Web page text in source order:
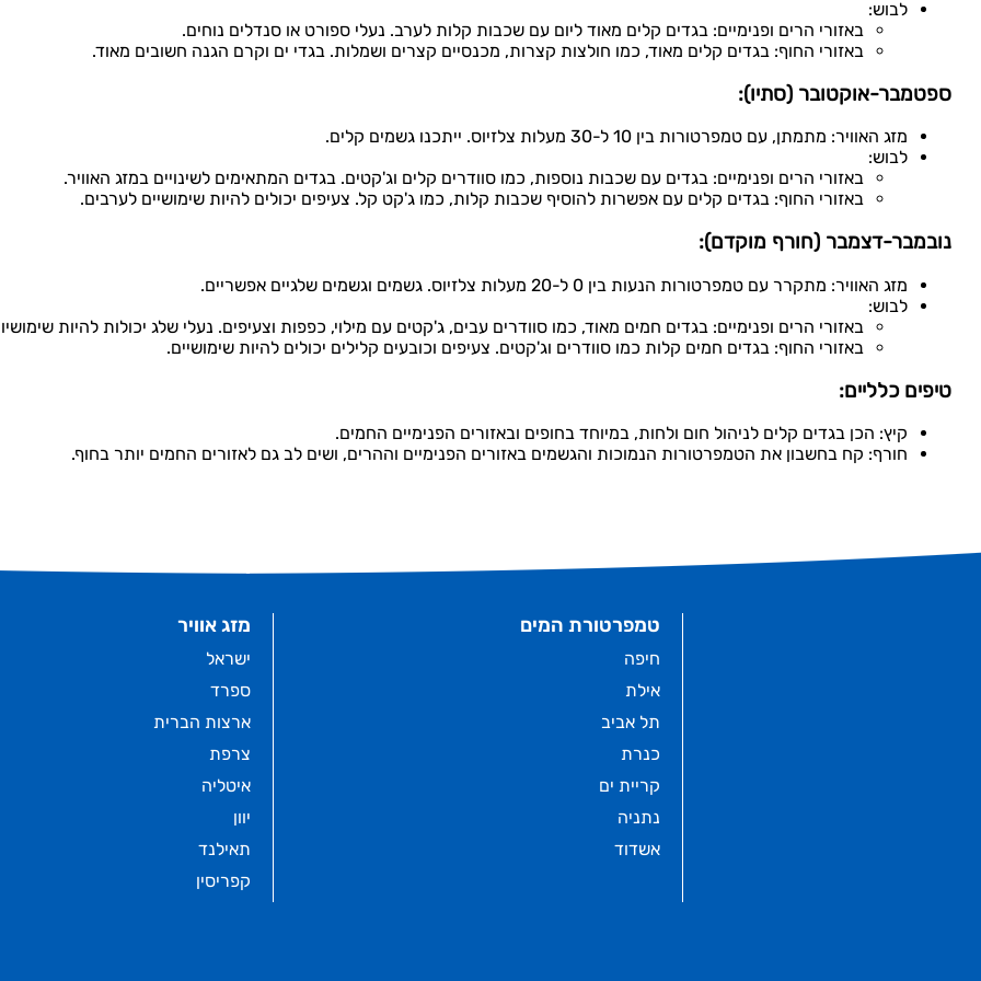
לבוש:
באזורי הרים ופנימיים: בגדים קלים מאוד ליום עם שכבות קלות לערב. נעלי ספורט או סנדלים נוחים.
באזורי החוף: בגדים קלים מאוד, כמו חולצות קצרות, מכנסיים קצרים ושמלות. בגדי ים וקרם הגנה חשובים מאוד.
ספטמבר-אוקטובר (סתיו):
מזג האוויר: מתמתן, עם טמפרטורות בין 10 ל-30 מעלות צלזיוס. ייתכנו גשמים קלים.
לבוש:
באזורי הרים ופנימיים: בגדים עם שכבות נוספות, כמו סוודרים קלים וג'קטים. בגדים המתאימים לשינויים במזג האוויר.
באזורי החוף: בגדים קלים עם אפשרות להוסיף שכבות קלות, כמו ג'קט קל. צעיפים יכולים להיות שימושיים לערבים.
נובמבר-דצמבר (חורף מוקדם):
מזג האוויר: מתקרר עם טמפרטורות הנעות בין 0 ל-20 מעלות צלזיוס. גשמים וגשמים שלגיים אפשריים.
לבוש:
באזורי הרים ופנימיים: בגדים חמים מאוד, כמו סוודרים עבים, ג'קטים עם מילוי, כפפות וצעיפים. נעלי שלג יכולות להיות
באזורי החוף: בגדים חמים קלות כמו סוודרים וג'קטים. צעיפים וכובעים קלילים יכולים להיות שימושיים.
טיפים כלליים:
קיץ: הכן בגדים קלים לניהול חום ולחות, במיוחד בחופים ובאזורים הפנימיים החמים.
חורף: קח בחשבון את הטמפרטורות הנמוכות והגשמים באזורים הפנימיים וההרים, ושים לב גם לאזורים החמים יותר בחוף.
טמפרטורת המים
חיפה
אילת
תל אביב
כנרת
קריית ים
נתניה
אשדוד
מזג אוויר
ישראל
ספרד
ארצות הברית
צרפת
איטליה
יוון
תאילנד
קפריסין